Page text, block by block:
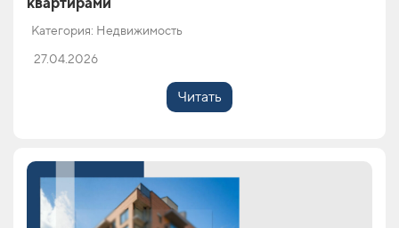
Категория: Недвижимость
27.04.2026
Читать